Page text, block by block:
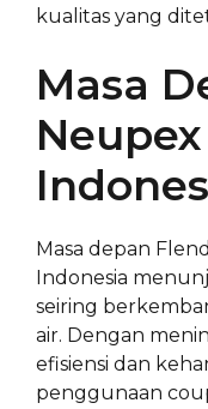
kualitas yang
Masa
Masa depan
Indonesia
seiring
air. Dengan
efisiensi dan
penggunaan